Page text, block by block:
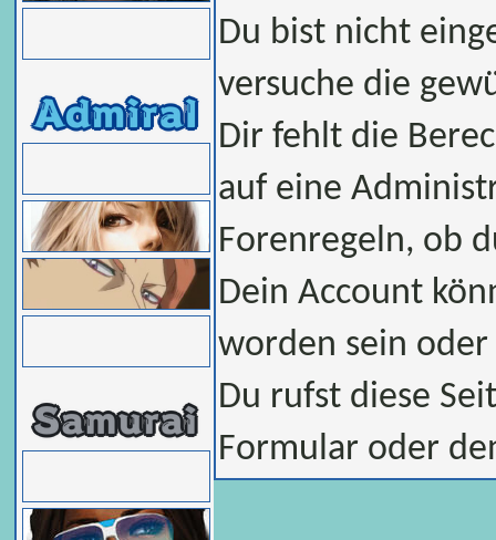
Du bist nicht
versuche die
Dir fehlt die
auf eine
Forenregeln, ob
Dein Account
worden sein
Du rufst diese
Formular oder